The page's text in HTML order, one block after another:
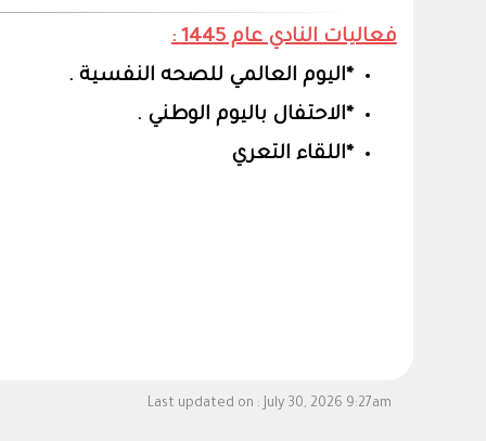
فعاليات النادي عام 1445 :
*اليوم العالمي للصحه النفسية .
*الاحتفال باليوم الوطني .
*اللقاء التعري
Last updated on : July 30, 2026 9:27am